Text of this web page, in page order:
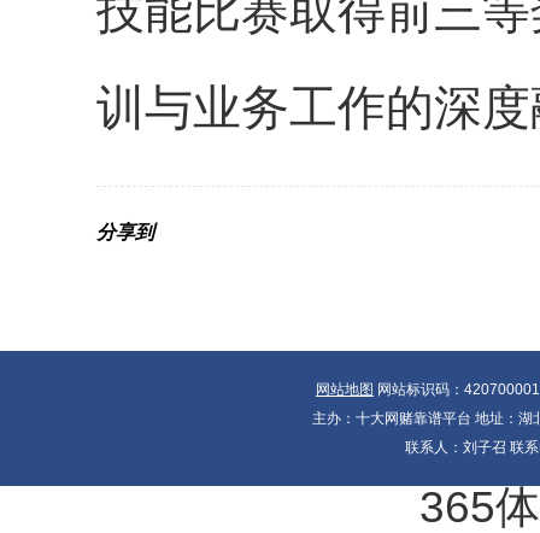
技能比赛取得前三
训与业务工作的深
分享到
网站地图 网站标识码：
主办：十大网赌靠谱平台 地址：
联系人：刘子召 联
365